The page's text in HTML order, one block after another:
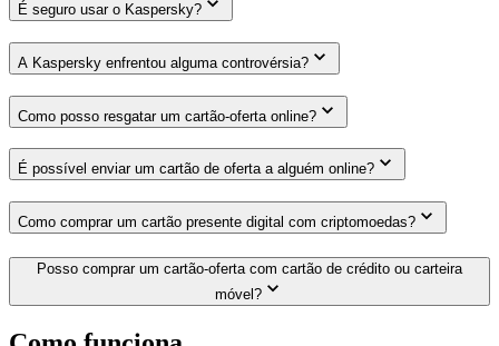
É seguro usar o Kaspersky?
A Kaspersky enfrentou alguma controvérsia?
Como posso resgatar um cartão-oferta online?
É possível enviar um cartão de oferta a alguém online?
Como comprar um cartão presente digital com criptomoedas?
Posso comprar um cartão-oferta com cartão de crédito ou carteira
móvel?